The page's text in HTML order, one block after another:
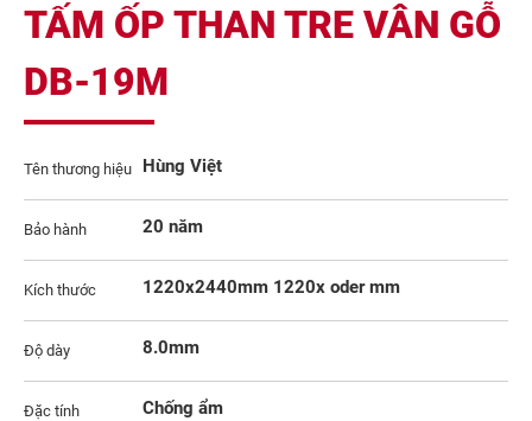
TẤM ỐP THAN TRE VÂN GỖ
DB-19M
Tên thương hiệu Hùng Việt
Bảo hành 20 năm
Kích thước 1220x2440mm 1220x oder mm
Độ dày 8.0mm
Đặc tính Chống ẩm